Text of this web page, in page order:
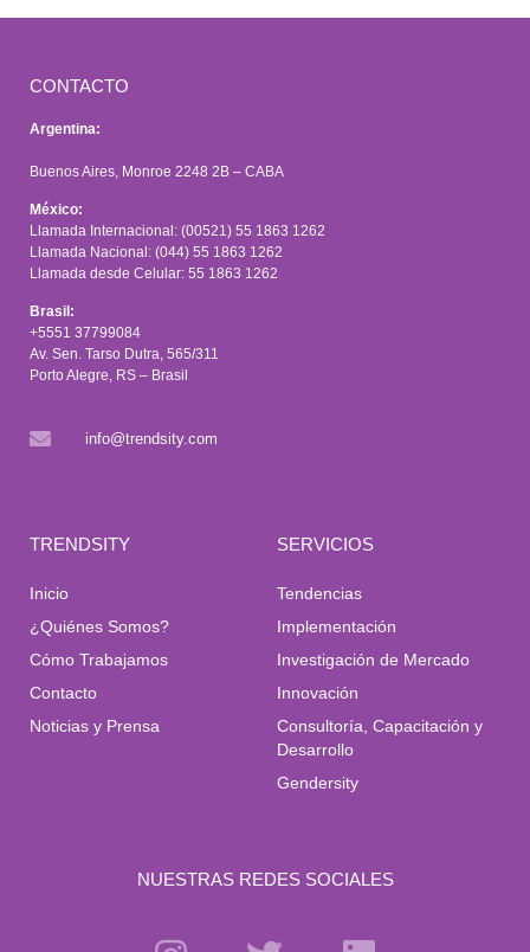
CONTACTO
Argentina:
Buenos Aires, Monroe 2248 2B – CABA
México:
Llamada Internacional: (00521) 55 1863 1262
Llamada Nacional: (044) 55 1863 1262
Llamada desde Celular: 55 1863 1262
Brasil:
+5551 37799084
Av. Sen. Tarso Dutra, 565/311
Porto Alegre, RS – Brasil
info@trendsity.com
TRENDSITY
Inicio
¿Quiénes Somos?
Cómo Trabajamos
Contacto
Noticias y Prensa
SERVICIOS
Tendencias
Implementación
Investigación de Mercado
Innovación
Consultoría, Capacitación y
Desarrollo
Gendersity
NUESTRAS REDES SOCIALES